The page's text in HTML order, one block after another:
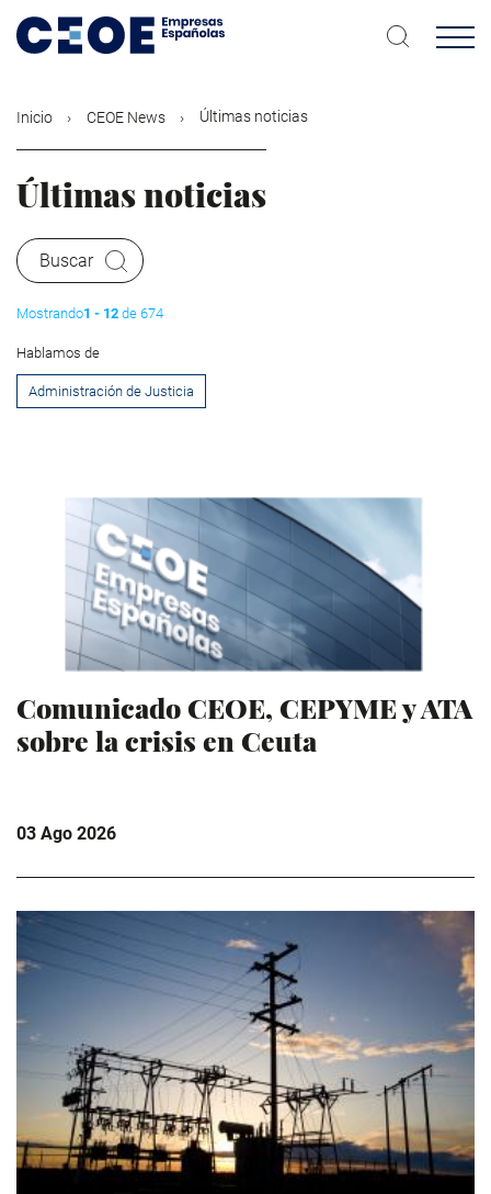
contenido
Inicio CEOE News Últimas noticias
Últimas noticias
Buscar
Mostrando1 - 12 de 674
Hablamos de
Administración de Justicia
Comunicado CEOE, CEPYME y ATA
sobre la crisis en Ceuta
03 Ago 2026